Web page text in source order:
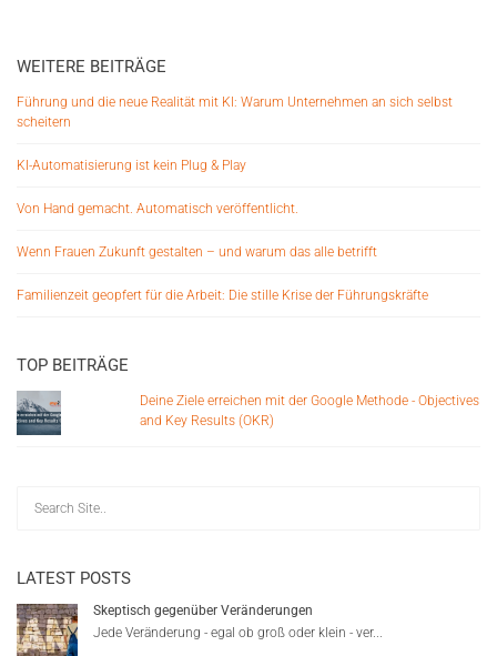
WEITERE BEITRÄGE
Führung und die neue Realität mit KI: Warum Unternehmen an sich selbst
scheitern
KI-Automatisierung ist kein Plug & Play
Von Hand gemacht. Automatisch veröffentlicht.
Wenn Frauen Zukunft gestalten – und warum das alle betrifft
Familienzeit geopfert für die Arbeit: Die stille Krise der Führungskräfte
TOP BEITRÄGE
Deine Ziele erreichen mit der Google Methode - Objectives
and Key Results (OKR)
LATEST POSTS
Skeptisch gegenüber Veränderungen
Jede Veränderung - egal ob groß oder klein - ver...